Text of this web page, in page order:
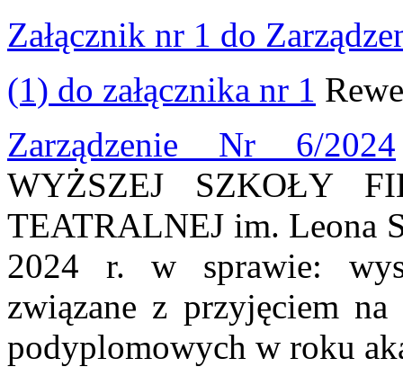
Załącznik nr 1 do
(1) do załącznika nr 1
Zarządzenie Nr 6/2024
WYŻSZEJ SZKOŁY
TEATRALNEJ im. Leona
2024 r. w sprawie:
związane z przyjęciem
podyplomowych w roku